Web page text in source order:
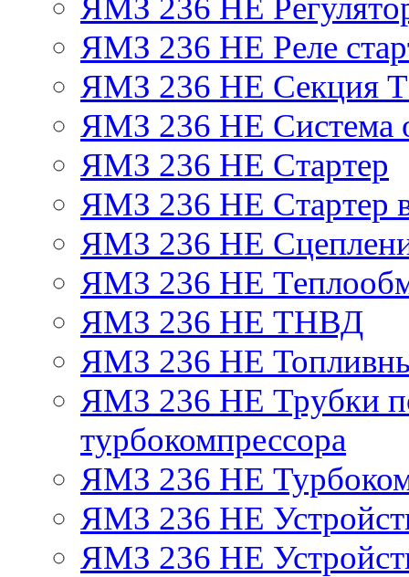
ЯМЗ 236 НЕ
ЯМЗ 236 НЕ Реле
ЯМЗ 236 НЕ Секция
ЯМЗ 236 НЕ Система
ЯМЗ 236 НЕ Стартер
ЯМЗ 236 НЕ Стартер
ЯМЗ 236 НЕ
ЯМЗ 236 НЕ
ЯМЗ 236 НЕ ТНВД
ЯМЗ 236 НЕ
ЯМЗ 236 НЕ Трубки
турбокомпрессора
ЯМЗ 236 НЕ
ЯМЗ 236 НЕ
ЯМЗ 236 НЕ